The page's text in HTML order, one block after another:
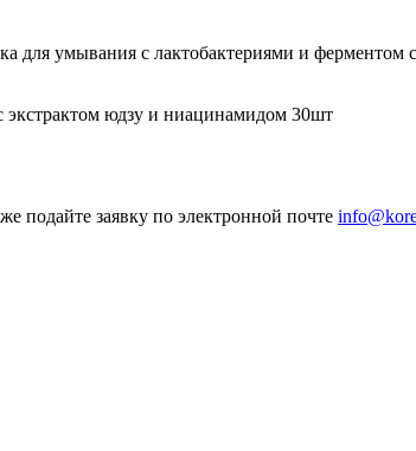
умывания с лактобактериями и ферментом
юдзу и ниацинамидом 30шт
подайте заявку по электронной почте